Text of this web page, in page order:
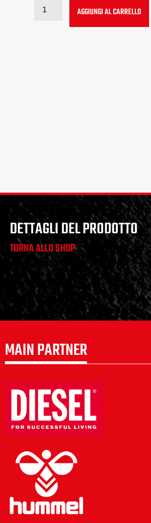
AGGIUNGI AL CARRELLO
DETTAGLI DEL PRODOTTO
TORNA ALLO SHOP
MAIN PARTNER